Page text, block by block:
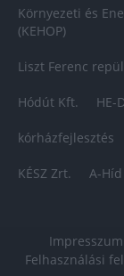
Környezeti és
(KEHOP)
Liszt Ferenc
Hódút Kft. HE-
kórházfejlesztés
KÉSZ Zrt. A-
Impresszum
Felhasználási